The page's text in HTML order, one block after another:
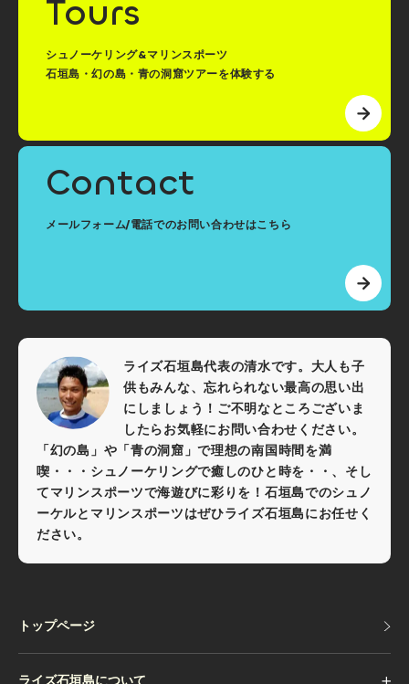
Tours
シュノーケリング&マリンスポーツ
石垣島・幻の島・青の洞窟ツアーを体験する
Contact
メールフォーム/電話でのお問い合わせはこちら
ライズ石垣島代表の清水です。大人も子
供もみんな、忘れられない最高の思い出
にしましょう！ご不明なところございま
したらお気軽にお問い合わせください。
「幻の島」や「青の洞窟」で理想の南国時間を満
喫・・・シュノーケリングで癒しのひと時を・・、そし
てマリンスポーツで海遊びに彩りを！石垣島でのシュノ
ーケルとマリンスポーツはぜひライズ石垣島にお任せく
ださい。
トップページ